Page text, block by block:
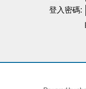
登入密碼: